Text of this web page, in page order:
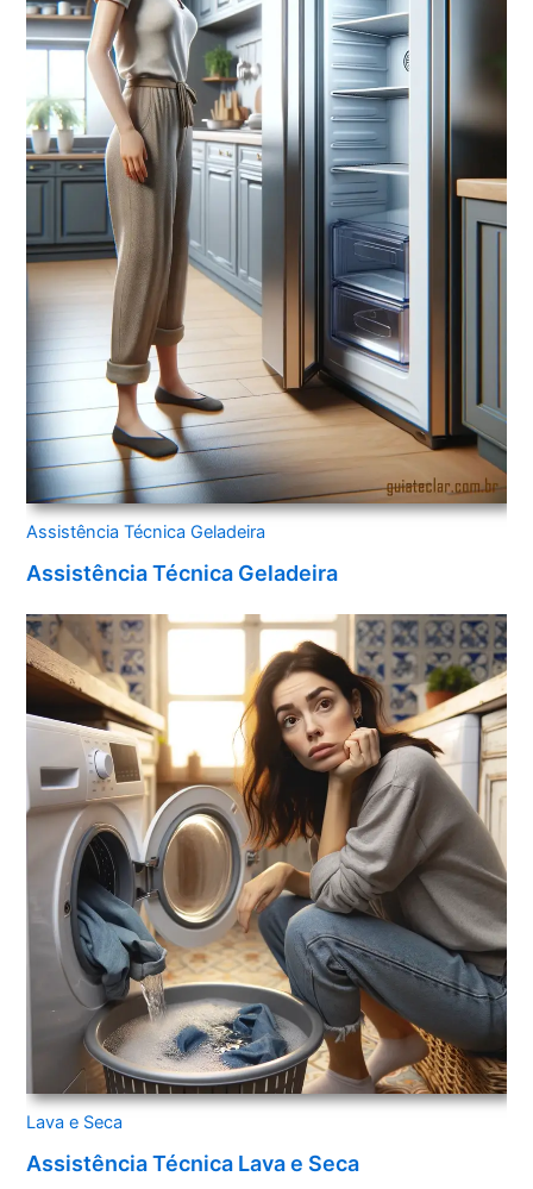
Assistência Técnica Geladeira
Assistência Técnica Geladeira
Lava e Seca
Assistência Técnica Lava e Seca